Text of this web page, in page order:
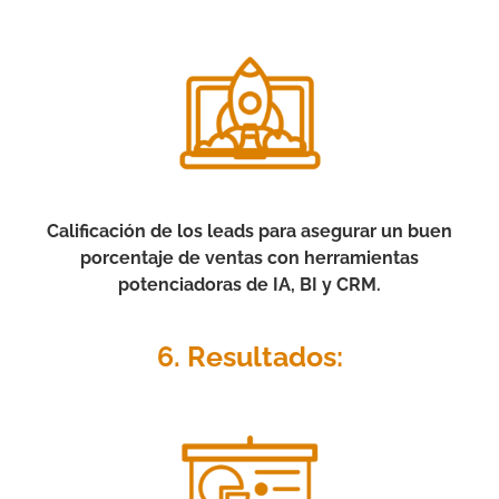
Calificación de los leads para asegurar un buen
porcentaje de ventas con herramientas
potenciadoras de IA, BI y CRM.
6. Resultados: